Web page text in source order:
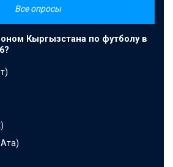
Все опросы
Кыргызстана по футболу в